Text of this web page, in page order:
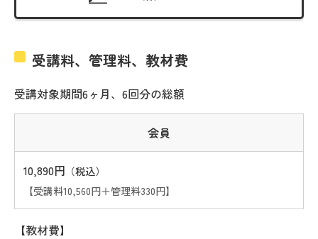
受講料、管理料、教材費
受講対象期間6ヶ月、6回分の総額
会員
10,890円 （税込）
【受講料10,560円＋管理料330円】
【教材費】